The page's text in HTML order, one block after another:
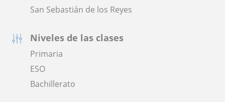
San Sebastián de los Reyes
Niveles de las clases
Primaria
ESO
Bachillerato